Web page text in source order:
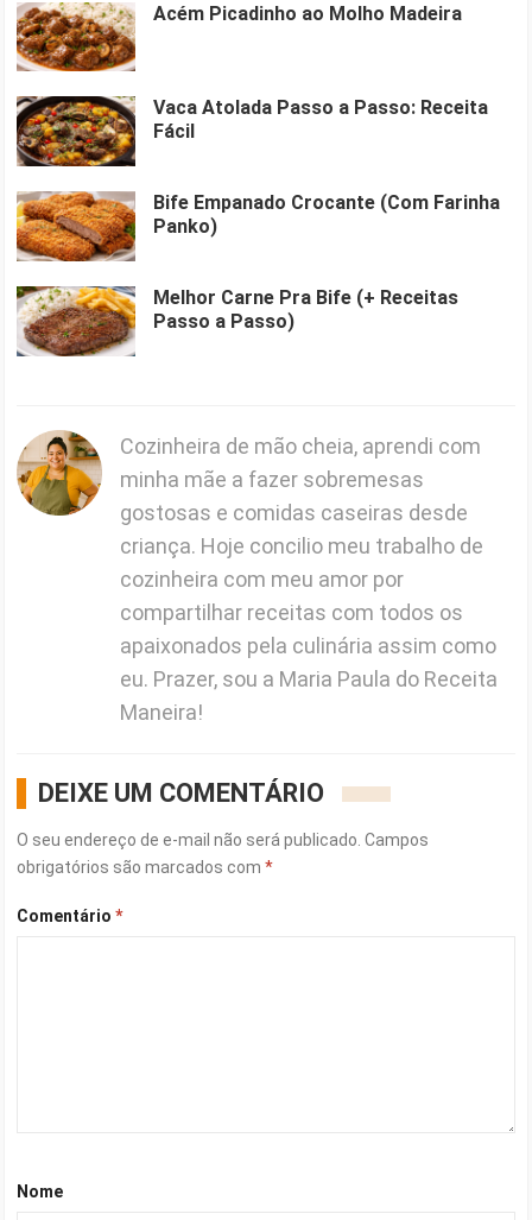
Acém Picadinho ao Molho Madeira
Vaca Atolada Passo a Passo: Receita
Fácil
Bife Empanado Crocante (Com Farinha
Panko)
Melhor Carne Pra Bife (+ Receitas
Passo a Passo)
Cozinheira de mão cheia, aprendi com
minha mãe a fazer sobremesas
gostosas e comidas caseiras desde
criança. Hoje concilio meu trabalho de
cozinheira com meu amor por
compartilhar receitas com todos os
apaixonados pela culinária assim como
eu. Prazer, sou a Maria Paula do Receita
Maneira!
DEIXE UM COMENTÁRIO
O seu endereço de e-mail não será publicado. Campos
obrigatórios são marcados com*
Comentário*
Nome